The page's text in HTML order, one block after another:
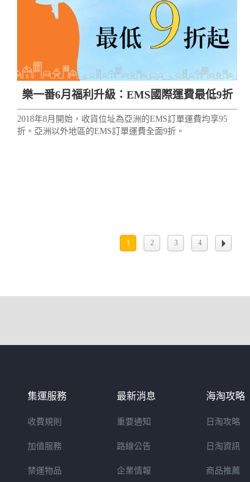
樂一番6月福利升級：EMS國際運費最低9折
起！
2018年8月開始，收貨位址為亞洲的EMS訂單運費均享95
折。亞洲以外地區的EMS訂單運費全面9折。
1 2 3 4
集運服務
收費規則
加值服務
禁運物品
最新消息
重要通知
路線公告
企業情報
海淘攻略
日淘攻略
日淘資訊
商品推薦